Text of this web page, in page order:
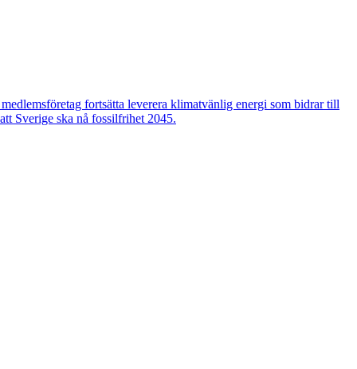
fortsätta leverera klimatvänlig energi som bidrar till
Sverige ska nå fossilfrihet 2045.